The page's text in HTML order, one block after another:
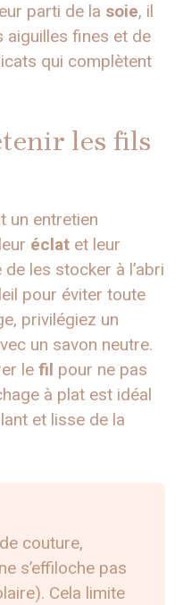
parti de la soie, il
aiguilles fines et de
qui complètent
les fils
un entretien
éclat et leur
les stocker à l’abri
pour éviter toute
privilégiez un
un savon neutre.
le fil pour ne pas
à plat est idéal
et lisse de la
couture,
s’effiloche pas
Cela limite